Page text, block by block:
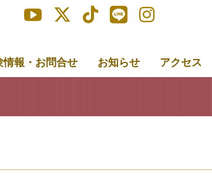
情報・お問合せ お知らせ アクセス